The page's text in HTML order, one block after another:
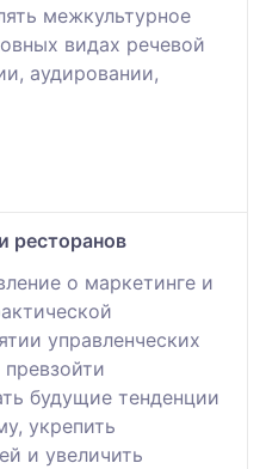
межкультурное
видах речевой
аудировании,
ресторанов
о маркетинге и
управленческих
будущие тенденции
укрепить
и увеличить